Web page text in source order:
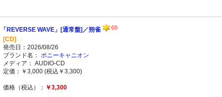
「REVERSE WAVE」[通常盤]／朔雀
[CD]
発売日：2026/08/26
ブランド名： ポニーキャニオン
メディア： AUDIO-CD
定価：￥3,000 (税込￥3,300)
価格（税込）： ￥3,300